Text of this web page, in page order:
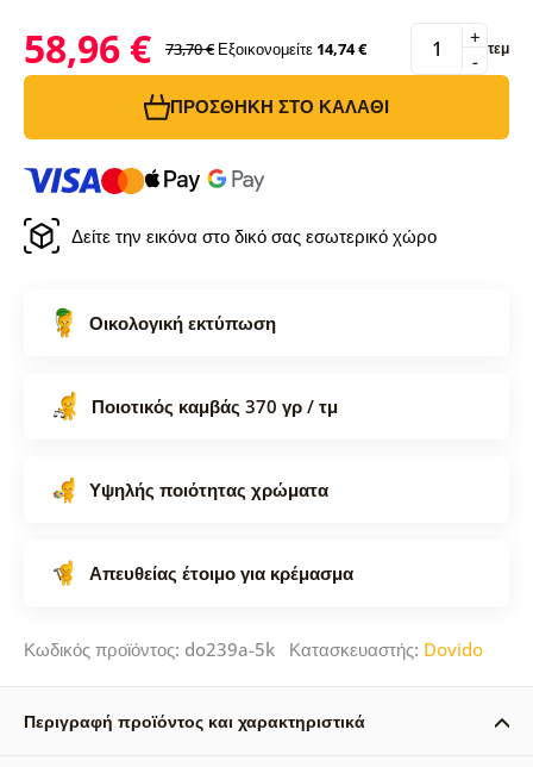
58,96 € 73,70 € Εξοικονομείτε14,74 € -
+ τεμ
ΠΡΟΣΘΉΚΗ ΣΤΟ ΚΑΛΆΘΙ
Δείτε την εικόνα στο δικό σας εσωτερικό χώρο
Οικολογική εκτύπωση
Ποιοτικός καμβάς 370 γρ / τμ
Υψηλής ποιότητας χρώματα
Απευθείας έτοιμο για κρέμασμα
Κωδικός προϊόντος: do239a-5k Κατασκευαστής: Dovido
Περιγραφή προϊόντος και χαρακτηριστικά